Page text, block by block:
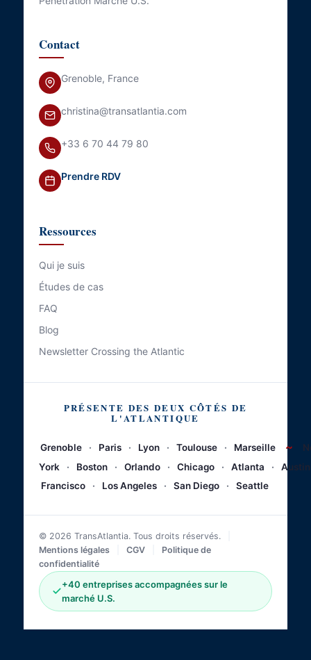
Contact
Grenoble, France
christina@transatlantia.com
+33 6 70 44 79 80
Prendre RDV
Ressources
Qui je suis
Études de cas
FAQ
Blog
Newsletter Crossing the Atlantic
PRÉSENTE DES DEUX CÔTÉS DE
L'ATLANTIQUE
Grenoble · Paris · Lyon · Toulouse · Marseille ~
York
· Boston · Orlando · Chicago · Atlanta ·
Austin
Francisco
· Los Angeles · San Diego · Seattle
© 2026 TransAtlantia. Tous droits réservés.
Mentions légales
CGV
Politique de
confidentialité
+40 entreprises accompagnées sur le
marché U.S.